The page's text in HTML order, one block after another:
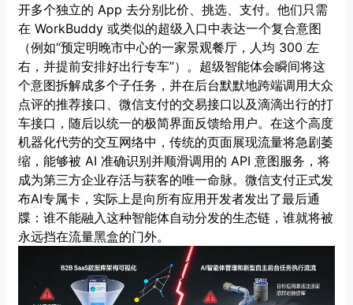
开多个独立的 App 去分别比价、挑选、支付。他们只需
在 WorkBuddy 或类似的超级入口中表达一个复合意图
（例如“预定明晚市中心的一家景观餐厅，人均 300 左
右，并提前安排好出行专车”）。超级智能体会瞬间将这
个意图拆解成多个子任务，并在后台默默地跨端调用大众
点评的推荐接口、微信支付的交易接口以及滴滴出行的打
车接口，随后以统一的极简界面反馈给用户。在这个高度
机器化代劳的交互网络中，传统的页面展现流量将急剧萎
缩，能够被 AI 准确识别并顺滑调用的 API 意图服务，将
成为第三方企业存活与获客的唯一命脉。微信支付正式发
布AI专属卡，实际上是向所有应用开发者发出了最后通
牒：谁不能融入这种智能体自动分发的生态链，谁就将被
永远挡在流量黑盒的门外。